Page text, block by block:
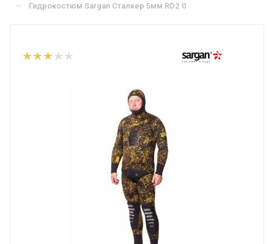
— Гидрокостюм Sargan Сталкер 5мм RD2.0